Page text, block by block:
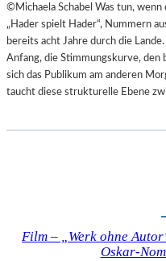
©Michaela Schabel Was tun,
„Hader spielt Hader“, Nummern
bereits acht Jahre durch die
Anfang, die Stimmungskurve, den
sich das Publikum am anderen
taucht diese strukturelle Ebene
Film – „Werk ohne
Oskar-